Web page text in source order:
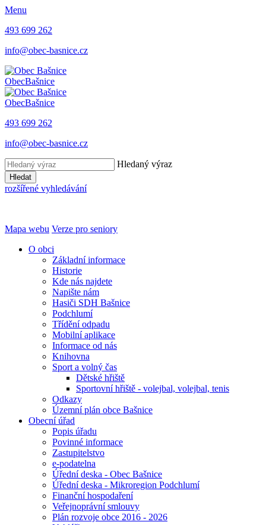
Menu
493 699 262
info@obec-basnice.cz
ObecBašnice
ObecBašnice
493 699 262
info@obec-basnice.cz
Hledaný výraz
Hledat
rozšířené vyhledávání
Mapa webu Verze pro seniory
O obci
Základní informace
Historie
Kde nás najdete
Napište nám
Hasiči SDH Bašnice
Podchlumí
Třídění odpadu
Mobilní aplikace
Informace od nás
Knihovna
Sport a volný čas
Dětské hřiště
Sportovní hřiště - volejbal, volejbal, tenis
Odkazy
Územní plán obce Bašnice
Obecní úřad
Popis úřadu
Povinné informace
Zastupitelstvo
e-podatelna
Úřední deska - Obec Bašnice
Úřední deska - Mikroregion Podchlumí
Finanční hospodaření
Veřejnoprávní smlouvy
Plán rozvoje obce 2016 - 2026